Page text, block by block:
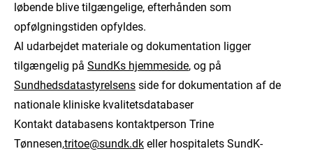
løbende blive tilgængelige, efterhånden som
opfølgningstiden opfyldes.
Al udarbejdet materiale og dokumentation ligger
tilgængelig på SundKs hjemmeside, og på
Sundhedsdatastyrelsens side for dokumentation af de
nationale kliniske kvalitetsdatabaser
Kontakt databasens kontaktperson Trine
Tønnesen,tritoe@sundk.dk eller hospitalets SundK-